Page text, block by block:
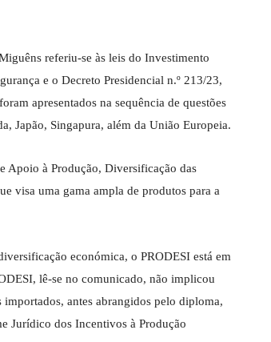
referiu-se às leis do Investimento
e o Decreto Presidencial n.º 213/23,
apresentados na sequência de questões
Japão, Singapura, além da União Europeia.
Apoio à Produção, Diversificação das
visa uma gama ampla de produtos para a
económica, o PRODESI está em
lê-se no comunicado, não implicou
antes abrangidos pelo diploma,
Jurídico dos Incentivos à Produção